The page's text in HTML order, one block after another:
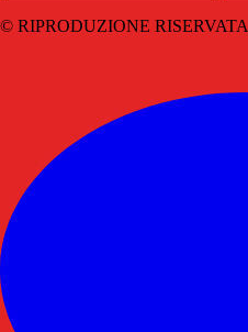
© RIPRODUZIONE RISERVATA